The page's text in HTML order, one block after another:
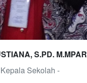
S.PD. M.MPAR
Sekolah -